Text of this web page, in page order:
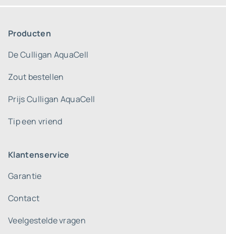
Producten
De Culligan AquaCell
Zout bestellen
Prijs Culligan AquaCell
Tip een vriend
Klantenservice
Garantie
Contact
Veelgestelde vragen